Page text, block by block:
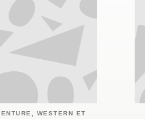
WESTERN ET